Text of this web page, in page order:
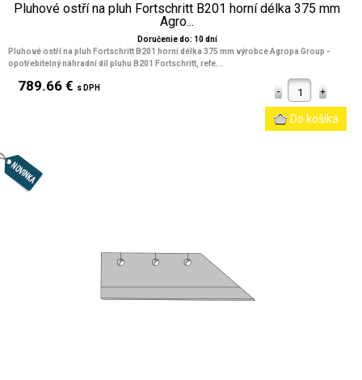
Pluhové ostří na pluh Fortschritt B201 horní délka 375 mm
Agro...
Doručenie do: 10 dní
Pluhové ostří na pluh Fortschritt B201 horní délka 375 mm výrobce Agropa Group -
opotřebitelný náhradní díl pluhu B201 Fortschritt, refe...
789.66 € s DPH